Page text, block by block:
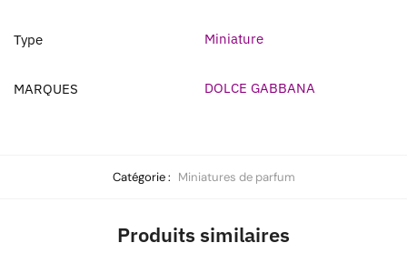
Type Miniature
MARQUES DOLCE GABBANA
Catégorie : Miniatures de parfum
Produits similaires